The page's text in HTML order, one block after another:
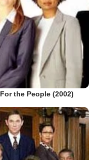
For the People (2002)